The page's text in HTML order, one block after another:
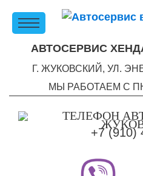
АВТОСЕРВИС
Г. ЖУКОВСКИЙ, УЛ.
МЫ РАБОТАЕМ С
+7 (910)